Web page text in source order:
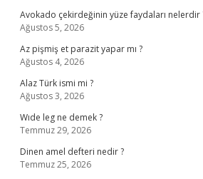
Avokado çekirdeğinin yüze faydaları nelerdir
Ağustos 5, 2026
Az pişmiş et parazit yapar mı ?
Ağustos 4, 2026
Alaz Türk ismi mi ?
Ağustos 3, 2026
Wıde leg ne demek ?
Temmuz 29, 2026
Dinen amel defteri nedir ?
Temmuz 25, 2026